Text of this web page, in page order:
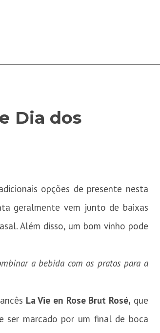
Dia dos
opções de presente nesta
geralmente vem junto de baixas
Além disso, um bom vinho pode
a bebida com os pratos para a
La Vie en Rose Brut Rosé, que
ser marcado por um final de boca